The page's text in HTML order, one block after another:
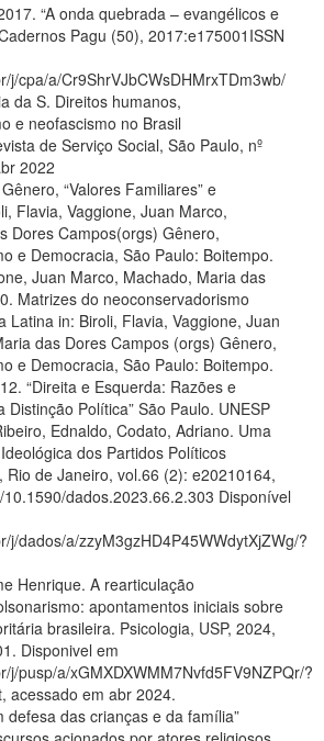
“A onda quebrada – evangélicos e
Pagu (50), 2017:e175001ISSN
j/cpa/a/Cr9ShrVJbCWsDHMrxTDm3wb/
da S. Direitos humanos,
e neofascismo no Brasil
de Serviço Social, São Paulo, nº
2022
“Valores Familiares” e
Flavia, Vaggione, Juan Marco,
Dores Campos(orgs) Gênero,
e Democracia, São Paulo: Boitempo.
Juan Marco, Machado, Maria das
Matrizes do neoconservadorismo
Latina in: Biroli, Flavia, Vaggione, Juan
das Dores Campos (orgs) Gênero,
e Democracia, São Paulo: Boitempo.
“Direita e Esquerda: Razões e
Distinção Política” São Paulo. UNESP
Ednaldo, Codato, Adriano. Uma
dos Partidos Políticos
Rio de Janeiro, vol.66 (2): e20210164,
dados.2023.66.2.303 Disponível
j/dados/a/zzyM3gzHD4P45WWdytXjZWg/?
Henrique. A rearticulação
apontamentos iniciais sobre
brasileira. Psicologia, USP, 2024,
Disponivel em
j/pusp/a/xGMXDXWMM7Nvfd5FV9NZPQr/?
acessado em abr 2024.
defesa das crianças e da família”